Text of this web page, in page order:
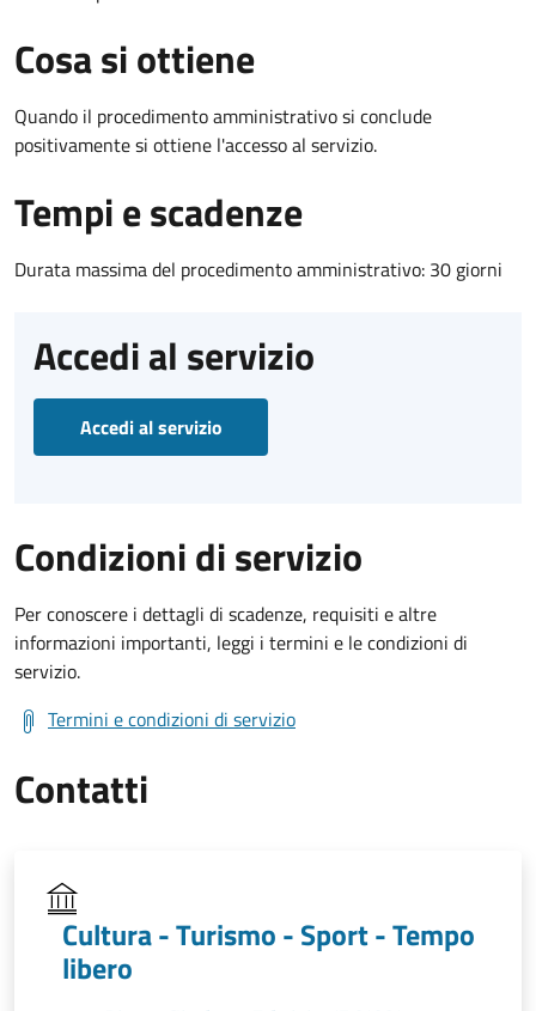
Cosa si ottiene
Quando il procedimento amministrativo si conclude
positivamente si ottiene l'accesso al servizio.
Tempi e scadenze
Durata massima del procedimento amministrativo: 30 giorni
Accedi al servizio
Accedi al servizio
Condizioni di servizio
Per conoscere i dettagli di scadenze, requisiti e altre
informazioni importanti, leggi i termini e le condizioni di
servizio.
Termini e condizioni di servizio
Contatti
Cultura - Turismo - Sport - Tempo
libero